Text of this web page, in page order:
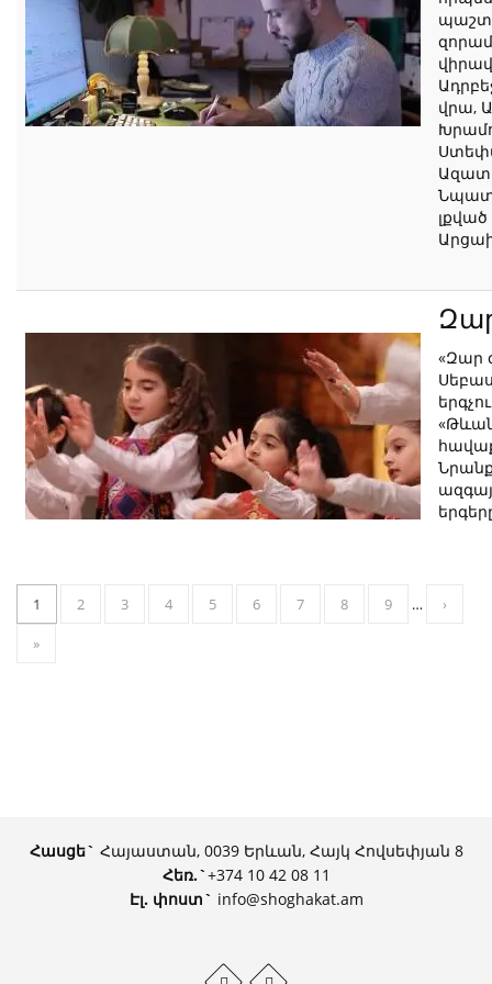
վրա,
լքված
«Զար
1 2 3 4 5 6 7 8 9 …
›
»
Հասցե` Հայաստան, 0039 Երևան, Հայկ Հովսեփյան 8
Հեռ.`+374 10 42 08 11
Էլ. փոստ` info@shoghakat.am